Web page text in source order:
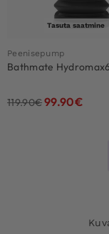
Tasuta saatmine
Peenisepump
Bathmate
119.90€99.90€